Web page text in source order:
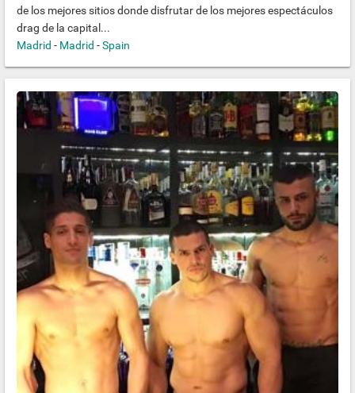
de los mejores sitios donde disfrutar de los mejores espectáculos
drag de la capital...
Madrid - Madrid -Spain